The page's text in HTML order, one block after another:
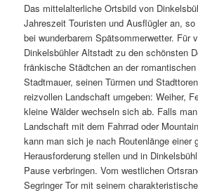
Das mittelalterliche Ortsbild von
Jahreszeit Touristen und Ausflügler an,
bei wunderbarem Spätsommerwetter. Für
Dinkelsbühler Altstadt zu den schönsten
fränkische Städtchen an der
Stadtmauer, seinen Türmen und
reizvollen Landschaft umgeben: Weiher,
kleine Wälder wechseln sich ab. Falls
Landschaft mit dem Fahrrad oder
kann man sich je nach Routenlänge einer
Herausforderung stellen und in
Pause verbringen. Vom westlichen
Segringer Tor mit seinem